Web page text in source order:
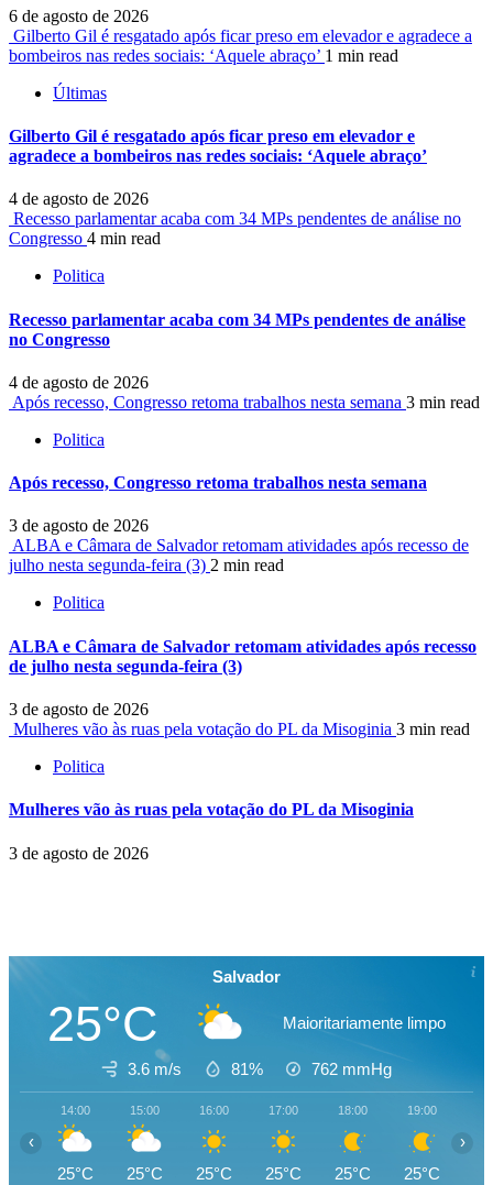
6 de agosto de 2026
Gilberto Gil é resgatado após ficar preso em elevador e agradece a
bombeiros nas redes sociais: ‘Aquele abraço’ 1 min read
Últimas
Gilberto Gil é resgatado após ficar preso em elevador e
agradece a bombeiros nas redes sociais: ‘Aquele abraço’
4 de agosto de 2026
Recesso parlamentar acaba com 34 MPs pendentes de análise no
Congresso 4 min read
Politica
Recesso parlamentar acaba com 34 MPs pendentes de análise
no Congresso
4 de agosto de 2026
Após recesso, Congresso retoma trabalhos nesta semana 3 min read
Politica
Após recesso, Congresso retoma trabalhos nesta semana
3 de agosto de 2026
ALBA e Câmara de Salvador retomam atividades após recesso de
julho nesta segunda-feira (3) 2 min read
Politica
ALBA e Câmara de Salvador retomam atividades após recesso
de julho nesta segunda-feira (3)
3 de agosto de 2026
Mulheres vão às ruas pela votação do PL da Misoginia 3 min read
Politica
Mulheres vão às ruas pela votação do PL da Misoginia
3 de agosto de 2026
Salvador
25°C Maioritariamente limpo
3.6 m/s 81% 762 mmHg
14:00
25°C
15:00
25°C
16:00
25°C
17:00
25°C
18:00
25°C
19:00
25°C
‹ ›